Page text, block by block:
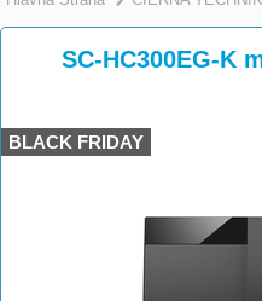
SC-HC300EG-K
BLACK FRIDAY